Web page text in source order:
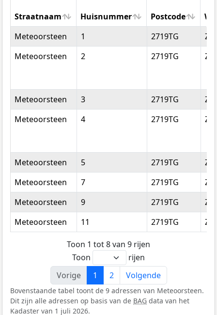
Straatnaam Huisnummer Postcode
Straatnaam
Huisnummer Postcode
Meteoorsteen 1 2719TG
Meteoorsteen
2 2719TG
Meteoorsteen 3 2719TG
Meteoorsteen
4 2719TG
Meteoorsteen 5 2719TG
Meteoorsteen
7 2719TG
Meteoorsteen
9 2719TG
Meteoorsteen
11 2719TG
Toon 1 tot 8 van 9 rijen
Toon
rijen
Vorige
1 2 Volgende
Bovenstaande tabel toont de 9 adressen van Meteoorsteen.
Dit zijn alle adressen op basis van de BAG data van het
Kadaster van 1 juli 2026.